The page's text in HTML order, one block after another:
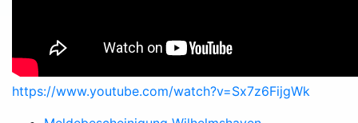
https://www.youtube.com/watch?v=Sx7z6FijgWk